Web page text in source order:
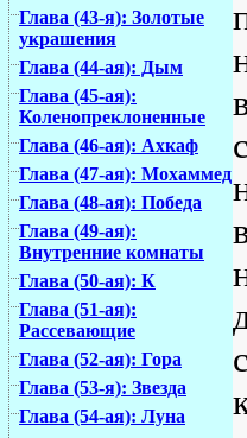
Глава (43-я): Золотые
украшения
Глава (44-ая): Дым
Глава (45-ая):
Коленопреклоненные
Глава (46-ая): Ахкаф
Глава (47-ая): Мохаммед
Глава (48-ая): Победа
Глава (49-ая):
Внутренние комнаты
Глава (50-ая): К
Глава (51-ая):
Рассевающие
Глава (52-ая): Гора
Глава (53-я): Звезда
Глава (54-ая): Луна